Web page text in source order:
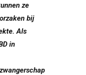
ze
bij
Als
in